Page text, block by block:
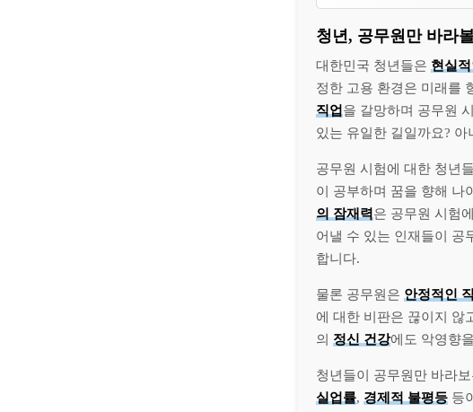
청년, 공무원만 바라
대한민국 청년들은 현실
정한 고용 환경은 미래를
직업을 갈망하며 공무원
있는 유일한 길일까요? 아
공무원 시험에 대한 청년
이 공부하며 꿈을 향해 나
의 잠재력은 공무원 시험
어낼 수 있는 인재들이 공
합니다.
물론 공무원은 안정적인
에 대한 비판은 끊이지 않
의 정신 건강에도 악영향
청년들이 공무원만 바라
실업률, 경제적 불평등 등